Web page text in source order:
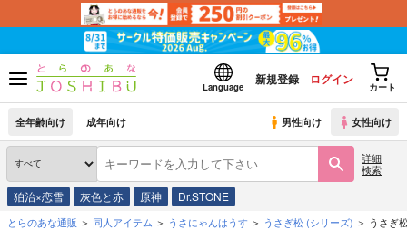
Language
新規登録 ログイン
カート
全年齢向け 成年向け 男性向け 女性向け
詳細
検索
狛治×恋雪 灰色と赤 原神 Dr.STONE
とらのあな通販 同人アイテム うさにゃんはうす うさぎ松 (シリーズ) うさぎ